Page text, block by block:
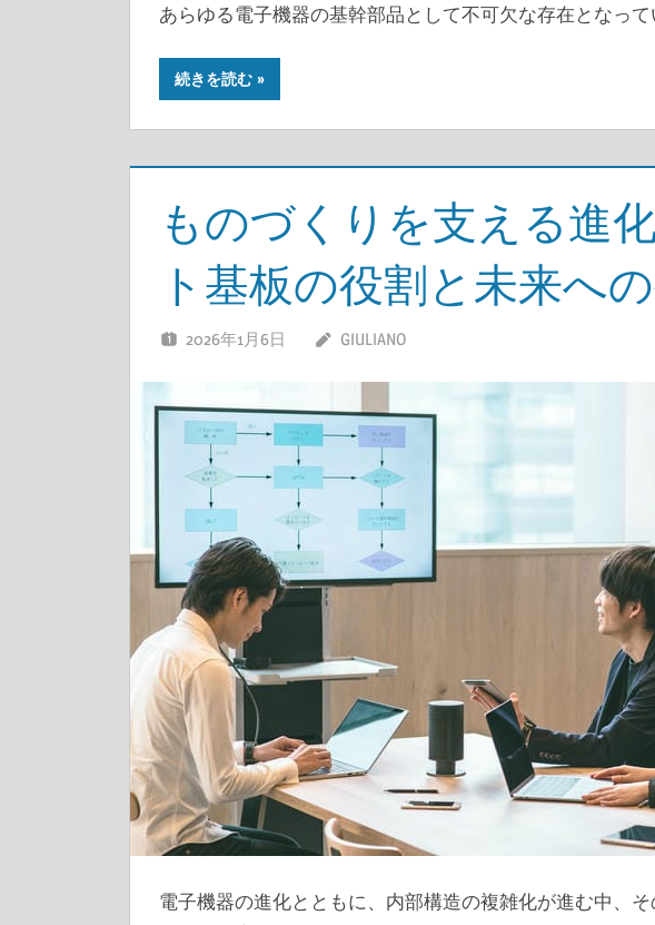
あらゆる電子機器の基幹部品として不可欠な存在となって
続きを読む
ものづくりを支える進
ト基板の役割と未来へ
2026年1月6日 GIULIANO
電子機器の進化とともに、内部構造の複雑化が進む中、